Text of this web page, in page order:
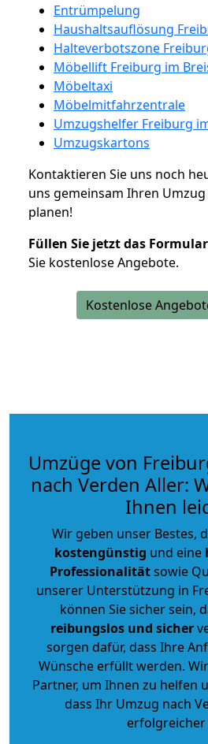
Entrümpelung
Haushaltsauflösung
Halteverbotszone
Möbellift Freiburg im
Möbeltaxi
Möbelmitfahrzentrale
Umzugshelfer Freiburg
Umzugskartons
Kontaktieren Sie uns noch
uns gemeinsam Ihren
planen!
Füllen Sie jetzt das
Sie kostenlose Angebote.
Kostenlose
Umzüge von
nach Verden Aller:
Ihnen
Wir geben unser Bestes,
kostengünstig und eine
Professionalitätsowie
unserer Unterstützung in
können Sie sicher sein,
reibungslos und sicher
sorgen dafür, dass Ihre
Wünsche erfüllt werden.
Partner, um Ihnen zu helfen
dass Ihr Umzug nach
erfolgreicher